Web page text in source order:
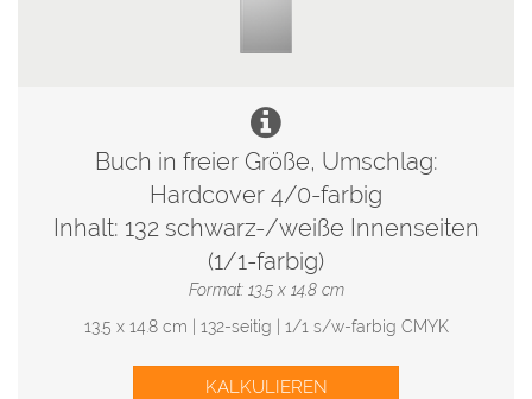
Buch in freier Größe, Umschlag:
Hardcover 4/0-farbig
Inhalt: 132 schwarz-/weiße Innenseiten
(1/1-farbig)
Format: 13.5 x 14.8 cm
13.5 x 14.8 cm | 132-seitig | 1/1 s/w-farbig CMYK
KALKULIEREN